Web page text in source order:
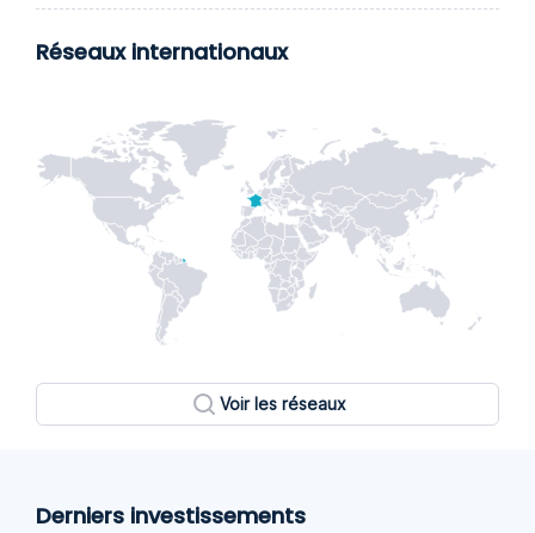
Réseaux internationaux
Voir les réseaux
Derniers investissements